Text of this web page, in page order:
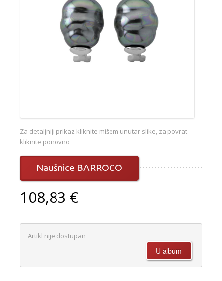
Za detaljniji prikaz kliknite mišem unutar slike, za povrat
kliknite ponovno
Naušnice BARROCO
108,83 €
Artikl nije dostupan